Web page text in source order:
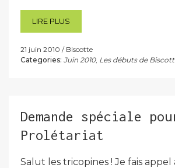
LIRE PLUS
21 juin 2010
Biscotte
Categories: Juin 2010, Les débuts de
Demande spéciale
Prolétariat
Salut les tricopines ! Je fais